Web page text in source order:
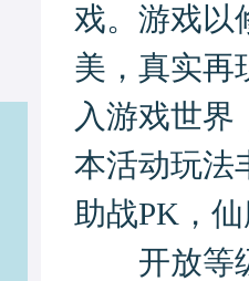
戏。游戏以
美，真实再
入游戏世
本活动玩法
助战PK，
开放等